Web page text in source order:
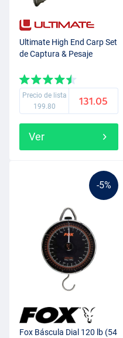
Ultimate High End Carp Set
de Captura & Pesaje
Precio de lista
199.80
131.05
Ver
-5%
Fox Báscula Dial 120 lb (54